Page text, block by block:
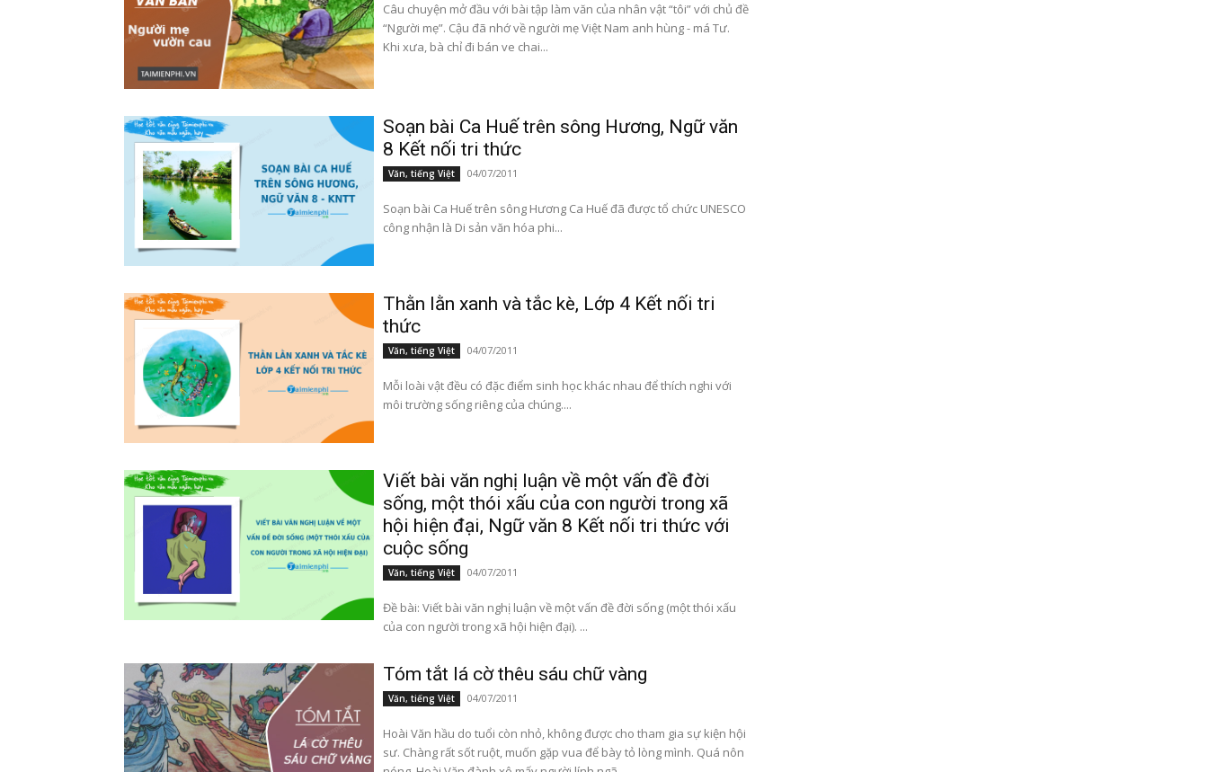
Câu chuyện mở đầu với bài tập làm văn của nhân vật “tôi” với chủ đề
“Người mẹ”. Cậu đã nhớ về người mẹ Việt Nam anh hùng - má Tư.
Khi xưa, bà chỉ đi bán ve chai...
Soạn bài Ca Huế trên sông Hương, Ngữ văn
8 Kết nối tri thức
Văn, tiếng Việt 04/07/2011
Soạn bài Ca Huế trên sông Hương Ca Huế đã được tổ chức UNESCO
công nhận là Di sản văn hóa phi...
Thằn lằn xanh và tắc kè, Lớp 4 Kết nối tri
thức
Văn, tiếng Việt 04/07/2011
Mỗi loài vật đều có đặc điểm sinh học khác nhau để thích nghi với
môi trường sống riêng của chúng....
Viết bài văn nghị luận về một vấn đề đời
sống, một thói xấu của con người trong xã
hội hiện đại, Ngữ văn 8 Kết nối tri thức với
cuộc sống
Văn, tiếng Việt 04/07/2011
Đề bài: Viết bài văn nghị luận về một vấn đề đời sống (một thói xấu
của con người trong xã hội hiện đại). ...
Tóm tắt lá cờ thêu sáu chữ vàng
Văn, tiếng Việt 04/07/2011
Hoài Văn hầu do tuổi còn nhỏ, không được cho tham gia sự kiện hội
sư. Chàng rất sốt ruột, muốn gặp vua để bày tỏ lòng mình. Quá nôn